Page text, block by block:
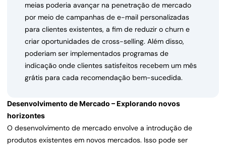
meias poderia avançar na penetração de mercado
por meio de campanhas de e-mail personalizadas
para clientes existentes, a fim de reduzir o churn e
criar oportunidades de cross-selling. Além disso,
poderiam ser implementados programas de
indicação onde clientes satisfeitos recebem um mês
grátis para cada recomendação bem-sucedida.
Desenvolvimento de Mercado – Explorando novos
horizontes
O desenvolvimento de mercado envolve a introdução de
produtos existentes em novos mercados. Isso pode ser